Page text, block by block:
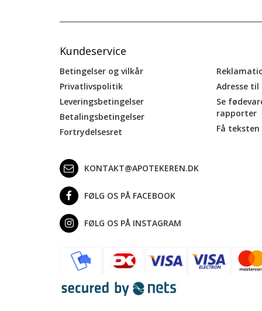
Kundeservice
Betingelser og vilkår
Privatlivspolitik
Leveringsbetingelser
Betalingsbetingelser
Fortrydelsesret
Adresse
Se
rapporter
Få
KONTAKT@APOTEKEREN.DK
FØLG OS PÅ FACEBOOK
FØLG OS PÅ INSTAGRAM